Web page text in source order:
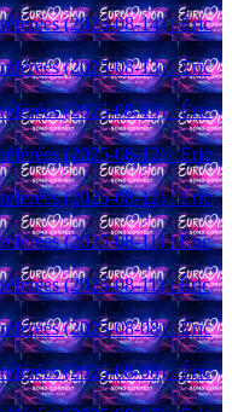
(2025-08-14) : Éric
(2025-08-13) : Éric
(2025-08-13) : Éric
(2025-08-12) : Éric
(2025-08-12) : Éric
(2025-08-11) : Éric
(2025-08-11) : Éric
(2025-08-08) : Éric
(2025-08-08) : Éric